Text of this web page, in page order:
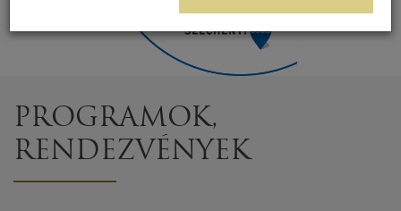
PROGRAMOK,
RENDEZVÉNYEK